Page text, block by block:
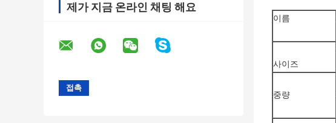
제가 지금 온라인 채팅 해요
이름
사이즈
중량